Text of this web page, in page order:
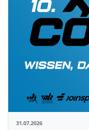
31.07.2026